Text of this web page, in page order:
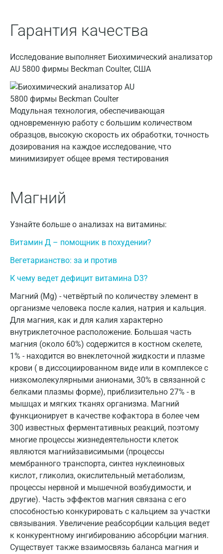
Гарантия качества
Исследование выполняет Биохимический анализатор
AU 5800 фирмы Beckman Coulter, США
Модульная технология, обеспечивающая
одновременную работу с большим количеством
образцов, высокую скорость их обработки, точность
дозирования на каждое исследование, что
минимизирует общее время тестирования
Магний
Узнайте больше о анализах на витамины:
Витамин Д – помощник в похудении?
Вегетарианство: за и против
К чему ведет дефицит витамина D3?
Магний (Mg) - четвёртый по количеству элемент в
организме человека после калия, натрия и кальция.
Для магния, как и для калия характерно
внутриклеточное расположение. Большая часть
магния (около 60%) содержится в костном скелете,
1% - находится во внеклеточной жидкости и плазме
крови ( в диссоциированном виде или в комплексе с
низкомолекулярными анионами, 30% в связанной с
белками плазмы форме), приблизительно 27% - в
мышцах и мягких тканях организма. Магний
функционирует в качестве кофактора в более чем
300 известных ферментативных реакций, поэтому
многие процессы жизнедеятельности клеток
являются магнийзависимыми (процессы
мембранного транспорта, синтез нуклеиновых
кислот, гликолиз, окислительный метаболизм,
процессы нервной и мышечной возбудимости, и
другие). Часть эффектов магния связана с его
способностью конкурировать с кальцием за участки
связывания. Увеличение реабсорбции кальция ведет
к конкурентному ингибированию абсорбции магния.
Существует также взаимосвязь баланса магния и
Воронеж
Гатчина
Геленджик
Голубое
Дзержинск
Дзержинский
Дмитров
Домодедово
Екатеринбург
Жуковский
Звенигород
Зеленоград
Иваново
Ивантеевка
Ижевск
Истра
Йошкар-Ола
Калининград
Калуга
Кемерово
Ковров
Коломна
Королев
Кострома
Красногорск